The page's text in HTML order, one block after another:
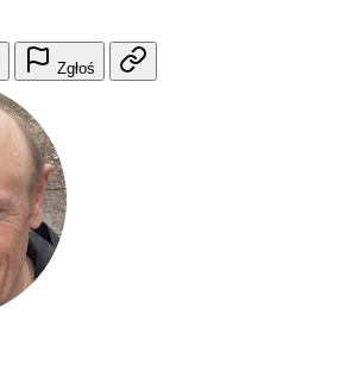
Zgłoś